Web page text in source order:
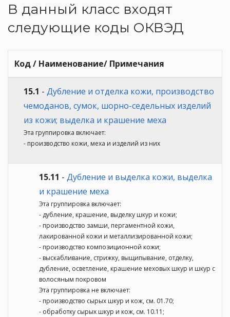
В данный класс входят
следующие коды ОКВЭД
Код / Наименование/ Примечания
15.1 - Дубление и отделка кожи, производство
чемоданов, сумок, шорно-седельных изделий
из кожи; выделка и крашение меха
Эта группировка включает:
- производство кожи, меха и изделий из них
15.11 - Дубление и выделка кожи, выделка
и крашение меха
Эта группировка включает:
- дубление, крашение, выделку шкур и кожи;
- производство замши, пергаментной кожи,
лакированной кожи и металлизированной кожи;
- производство композиционной кожи;
- выскабливание, стрижку, выщипывание, отделку,
дубление, осветление, крашение меховых шкур и шкур с
волосяным покровом
Эта группировка не включает:
- производство сырых шкур и кож, см. 01.70;
- обработку сырых шкур и кож, см. 10.11;